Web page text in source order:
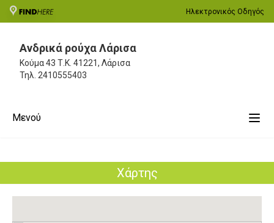
Ηλεκτρονικός Οδηγός
Ανδρικά ρούχα Λάρισα
Κούμα 43 Τ.Κ. 41221, Λάρισα
Τηλ. 2410555403
Μενού
Χάρτης